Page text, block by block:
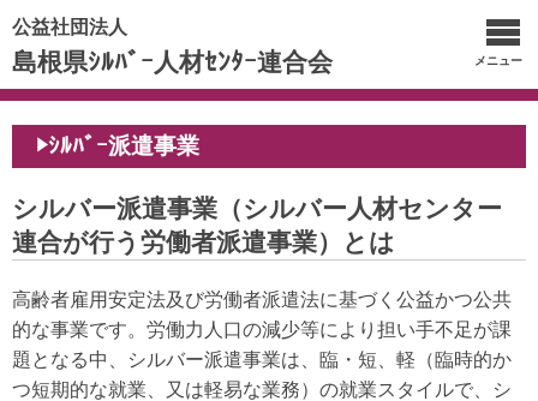
公益社団法人
島根県ｼﾙﾊﾞｰ人材ｾﾝﾀｰ連合会 メニュー
▶ｼﾙﾊﾞｰ派遣事業
シルバー派遣事業（シルバー人材センター
連合が行う労働者派遣事業）とは
高齢者雇用安定法及び労働者派遣法に基づく公益かつ公共
的な事業です。 労働力人口の減少等により担い手不足が課
題となる中、シルバー派遣事業は、臨・短、軽（臨時的か
つ短期的な就業、又は軽易な業務）の就業スタイルで、シ